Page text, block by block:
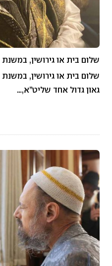
שלום בית או גירושין,
שלום בית או גירושין,
גאון גדול אחד שליט”א,…